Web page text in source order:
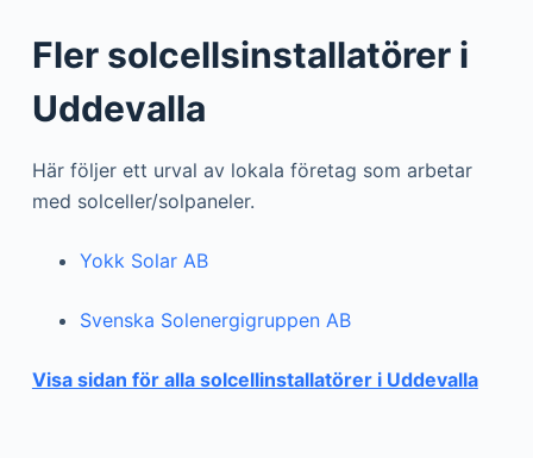
Fler solcellsinstallatörer i
Uddevalla
Här följer ett urval av lokala företag som arbetar
med solceller/solpaneler.
Yokk Solar AB
Svenska Solenergigruppen AB
Visa sidan för alla solcellinstallatörer i Uddevalla